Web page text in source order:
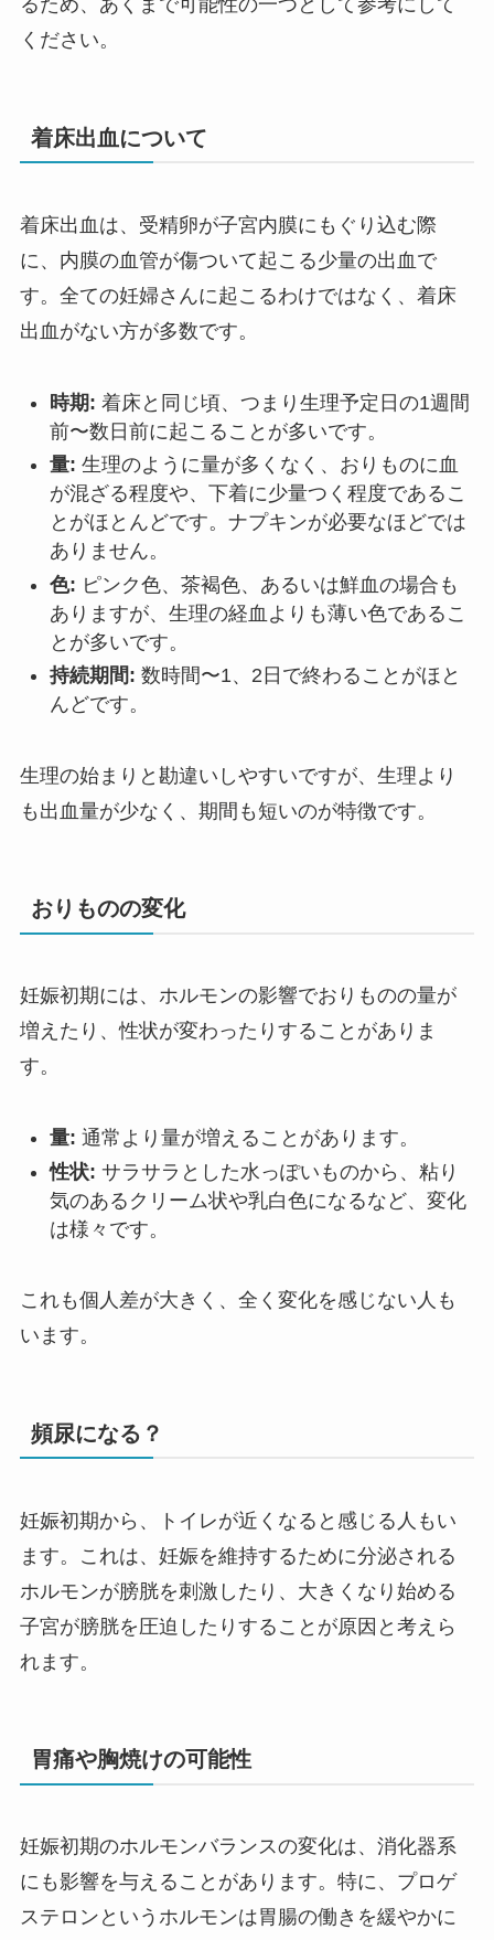
るため、あくまで可能性の一つとして参考にして
ください。
着床出血について
着床出血は、受精卵が子宮内膜にもぐり込む際
に、内膜の血管が傷ついて起こる少量の出血で
す。全ての妊婦さんに起こるわけではなく、着床
出血がない方が多数です。
時期: 着床と同じ頃、つまり生理予定日の1週間
前〜数日前に起こることが多いです。
量: 生理のように量が多くなく、おりものに血
が混ざる程度や、下着に少量つく程度であるこ
とがほとんどです。ナプキンが必要なほどでは
ありません。
色: ピンク色、茶褐色、あるいは鮮血の場合も
ありますが、生理の経血よりも薄い色であるこ
とが多いです。
持続期間: 数時間〜1、2日で終わることがほと
んどです。
生理の始まりと勘違いしやすいですが、生理より
も出血量が少なく、期間も短いのが特徴です。
おりものの変化
妊娠初期には、ホルモンの影響でおりものの量が
増えたり、性状が変わったりすることがありま
す。
量: 通常より量が増えることがあります。
性状: サラサラとした水っぽいものから、粘り
気のあるクリーム状や乳白色になるなど、変化
は様々です。
これも個人差が大きく、全く変化を感じない人も
います。
頻尿になる？
妊娠初期から、トイレが近くなると感じる人もい
ます。これは、妊娠を維持するために分泌される
ホルモンが膀胱を刺激したり、大きくなり始める
子宮が膀胱を圧迫したりすることが原因と考えら
れます。
胃痛や胸焼けの可能性
妊娠初期のホルモンバランスの変化は、消化器系
にも影響を与えることがあります。特に、プロゲ
ステロンというホルモンは胃腸の働きを緩やかに